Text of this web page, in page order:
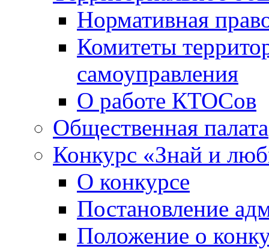
Нормативная
Комитеты
самоуправления
О работе КТОСов
Общественная палата
Конкурс «Знай и
О конкурсе
Постановление
Положение о